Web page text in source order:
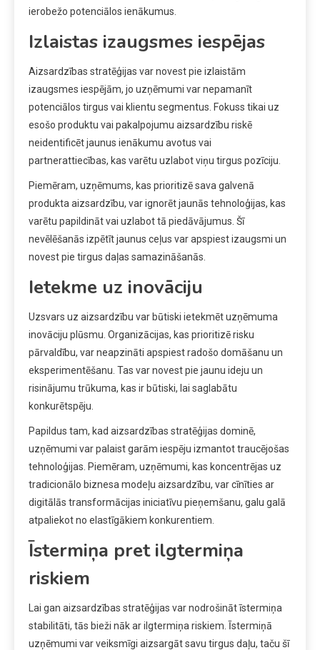
ierobežo potenciālos ienākumus.
Izlaistas izaugsmes iespējas
Aizsardzības stratēģijas var novest pie izlaistām
izaugsmes iespējām, jo uzņēmumi var nepamanīt
potenciālos tirgus vai klientu segmentus. Fokuss tikai uz
esošo produktu vai pakalpojumu aizsardzību riskē
neidentificēt jaunus ienākumu avotus vai
partnerattiecības, kas varētu uzlabot viņu tirgus pozīciju.
Piemēram, uzņēmums, kas prioritizē sava galvenā
produkta aizsardzību, var ignorēt jaunās tehnoloģijas, kas
varētu papildināt vai uzlabot tā piedāvājumus. Šī
nevēlēšanās izpētīt jaunus ceļus var apspiest izaugsmi un
novest pie tirgus daļas samazināšanās.
Ietekme uz inovāciju
Uzsvars uz aizsardzību var būtiski ietekmēt uzņēmuma
inovāciju plūsmu. Organizācijas, kas prioritizē risku
pārvaldību, var neapzināti apspiest radošo domāšanu un
eksperimentēšanu. Tas var novest pie jaunu ideju un
risinājumu trūkuma, kas ir būtiski, lai saglabātu
konkurētspēju.
Papildus tam, kad aizsardzības stratēģijas dominē,
uzņēmumi var palaist garām iespēju izmantot traucējošas
tehnoloģijas. Piemēram, uzņēmumi, kas koncentrējas uz
tradicionālo biznesa modeļu aizsardzību, var cīnīties ar
digitālās transformācijas iniciatīvu pieņemšanu, galu galā
atpaliekot no elastīgākiem konkurentiem.
Īstermiņa pret ilgtermiņa
riskiem
Lai gan aizsardzības stratēģijas var nodrošināt īstermiņa
stabilitāti, tās bieži nāk ar ilgtermiņa riskiem. Īstermiņā
uzņēmumi var veiksmīgi aizsargāt savu tirgus daļu, taču šī